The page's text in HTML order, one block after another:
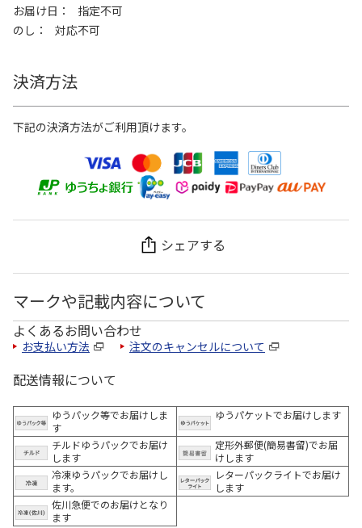
お届け日
指定不可
のし
対応不可
決済方法
下記の決済方法がご利用頂けます。
シェアする
マークや記載内容について
よくあるお問い合わせ
お支払い方法 注文のキャンセルについて
配送情報について
ゆうパック等でお届けしま
す
ゆうパケットでお届けします
チルドゆうパックでお届け
します
定形外郵便(簡易書留)でお届
けします
冷凍ゆうパックでお届けし
ます。
レターパックライトでお届け
します
佐川急便でのお届けとなり
ます